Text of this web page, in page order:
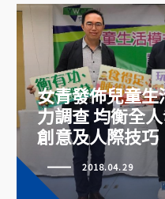
女青發佈兒童
能力調查 均衡
兒童創意及人
女青發佈兒童
力調查 均衡全
創意及人際技巧
2018.04.29